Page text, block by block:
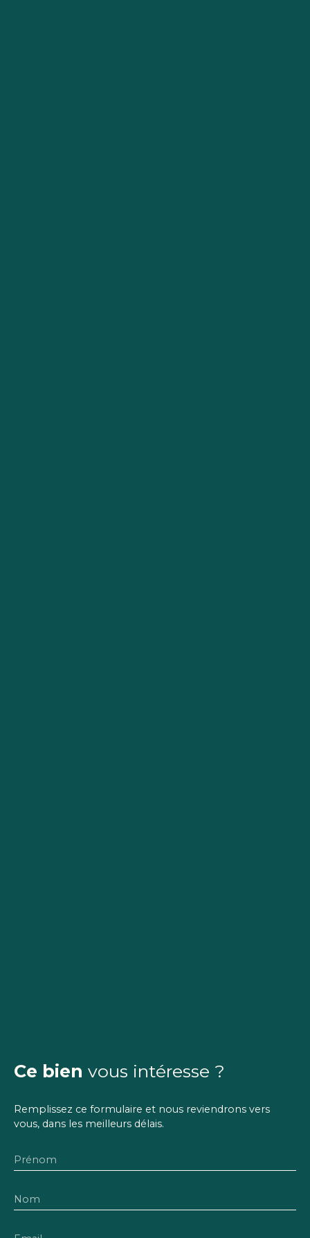
Ce bien vous intéresse ?
Remplissez ce formulaire et nous reviendrons vers
vous, dans les meilleurs délais.
Prénom
Nom